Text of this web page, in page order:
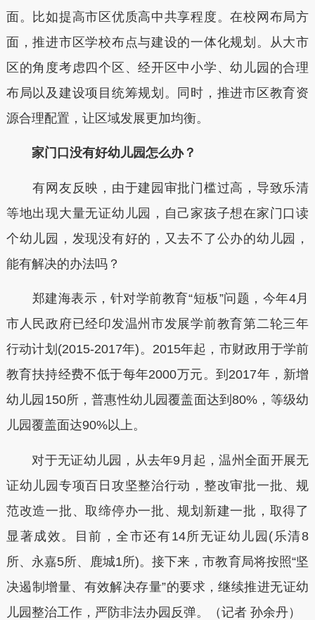
面。比如提高市区优质高中共享程度。在校网布局方
面，推进市区学校布点与建设的一体化规划。从大市
区的角度考虑四个区、经开区中小学、幼儿园的合理
布局以及建设项目统筹规划。同时，推进市区教育资
源合理配置，让区域发展更加均衡。
家门口没有好幼儿园怎么办？
有网友反映，由于建园审批门槛过高，导致乐清
等地出现大量无证幼儿园，自己家孩子想在家门口读
个幼儿园，发现没有好的，又去不了公办的幼儿园，
能有解决的办法吗？
郑建海表示，针对学前教育“短板”问题，今年4月
市人民政府已经印发温州市发展学前教育第二轮三年
行动计划(2015-2017年)。2015年起，市财政用于学前
教育扶持经费不低于每年2000万元。到2017年，新增
幼儿园150所，普惠性幼儿园覆盖面达到80%，等级幼
儿园覆盖面达90%以上。
对于无证幼儿园，从去年9月起，温州全面开展无
证幼儿园专项百日攻坚整治行动，整改审批一批、规
范改造一批、取缔停办一批、规划新建一批，取得了
显著成效。目前，全市还有14所无证幼儿园(乐清8
所、永嘉5所、鹿城1所)。接下来，市教育局将按照“坚
决遏制增量、有效解决存量”的要求，继续推进无证幼
儿园整治工作，严防非法办园反弹。（记者 孙余丹）